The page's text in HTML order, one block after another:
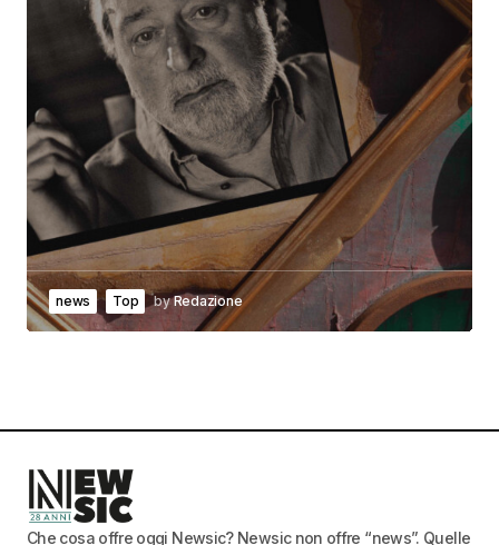
news Top byRedazione
Che cosa offre oggi Newsic? Newsic non offre “news”. Quelle